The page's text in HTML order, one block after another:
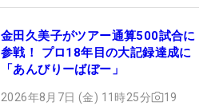
金田久美子がツアー通算500試合に
参戦！ プロ18年目の大記録達成に
「あんびりーばぼー」
2026年8月7日 (金) 11時25分 19